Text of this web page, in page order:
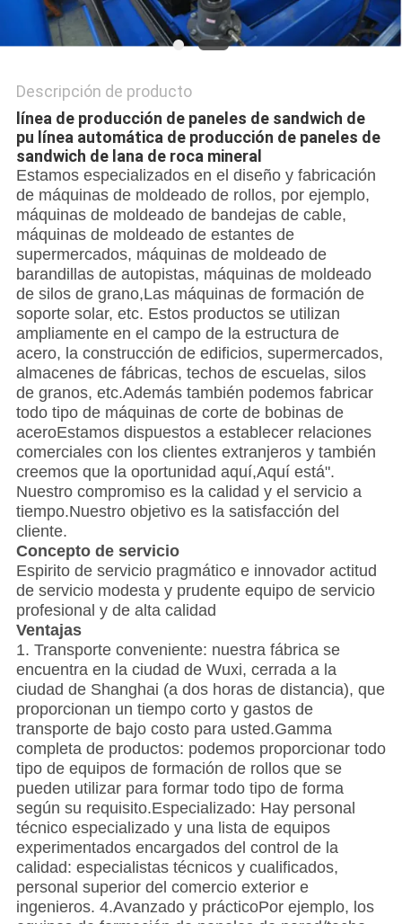
Descripción de producto
línea de producción de paneles de sandwich de
pu línea automática de producción de paneles de
sandwich de lana de roca mineral
Estamos especializados en el diseño y fabricación
de máquinas de moldeado de rollos, por ejemplo,
máquinas de moldeado de bandejas de cable,
máquinas de moldeado de estantes de
supermercados, máquinas de moldeado de
barandillas de autopistas, máquinas de moldeado
de silos de grano,Las máquinas de formación de
soporte solar, etc. Estos productos se utilizan
ampliamente en el campo de la estructura de
acero, la construcción de edificios, supermercados,
almacenes de fábricas, techos de escuelas, silos
de granos, etc.Además también podemos fabricar
todo tipo de máquinas de corte de bobinas de
aceroEstamos dispuestos a establecer relaciones
comerciales con los clientes extranjeros y también
creemos que la oportunidad aquí,Aquí está".
Nuestro compromiso es la calidad y el servicio a
tiempo.Nuestro objetivo es la satisfacción del
cliente.
Concepto de servicio
Espirito de servicio pragmático e innovador actitud
de servicio modesta y prudente equipo de servicio
profesional y de alta calidad
Ventajas
1. Transporte conveniente: nuestra fábrica se
encuentra en la ciudad de Wuxi, cerrada a la
ciudad de Shanghai (a dos horas de distancia), que
proporcionan un tiempo corto y gastos de
transporte de bajo costo para usted.Gamma
completa de productos: podemos proporcionar todo
tipo de equipos de formación de rollos que se
pueden utilizar para formar todo tipo de forma
según su requisito.Especializado: Hay personal
técnico especializado y una lista de equipos
experimentados encargados del control de la
calidad: especialistas técnicos y cualificados,
personal superior del comercio exterior e
ingenieros. 4.Avanzado y prácticoPor ejemplo, los